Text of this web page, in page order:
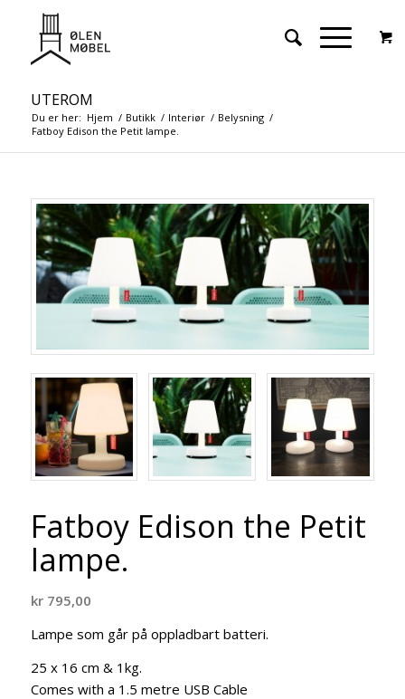
UTEROM
Du er her: Hjem / Butikk / Interiør / Belysning /
Fatboy Edison the Petit lampe.
Fatboy Edison the Petit
lampe.
kr795,00
Lampe som går på oppladbart batteri.
25 x 16 cm & 1kg.
Comes with a 1.5 metre USB Cable